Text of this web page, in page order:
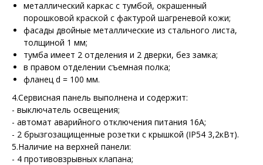
металлический каркас с тумбой, окрашенный
порошковой краской с фактурой шагреневой кожи;
фасады двойные металлические из стального листа,
толщиной 1 мм;
тумба имеет 2 отделения и 2 дверки, без замка;
в правом отделении съемная полка;
фланец d = 100 мм.
4.Сервисная панель выполнена и содержит:
- выключатель освещения;
- автомат аварийного отключения питания 16А;
- 2 брызгозащищенные розетки с крышкой (IP54 3,2кВт).
5.Наличие на верхней панели:
- 4 противовзрывных клапана;